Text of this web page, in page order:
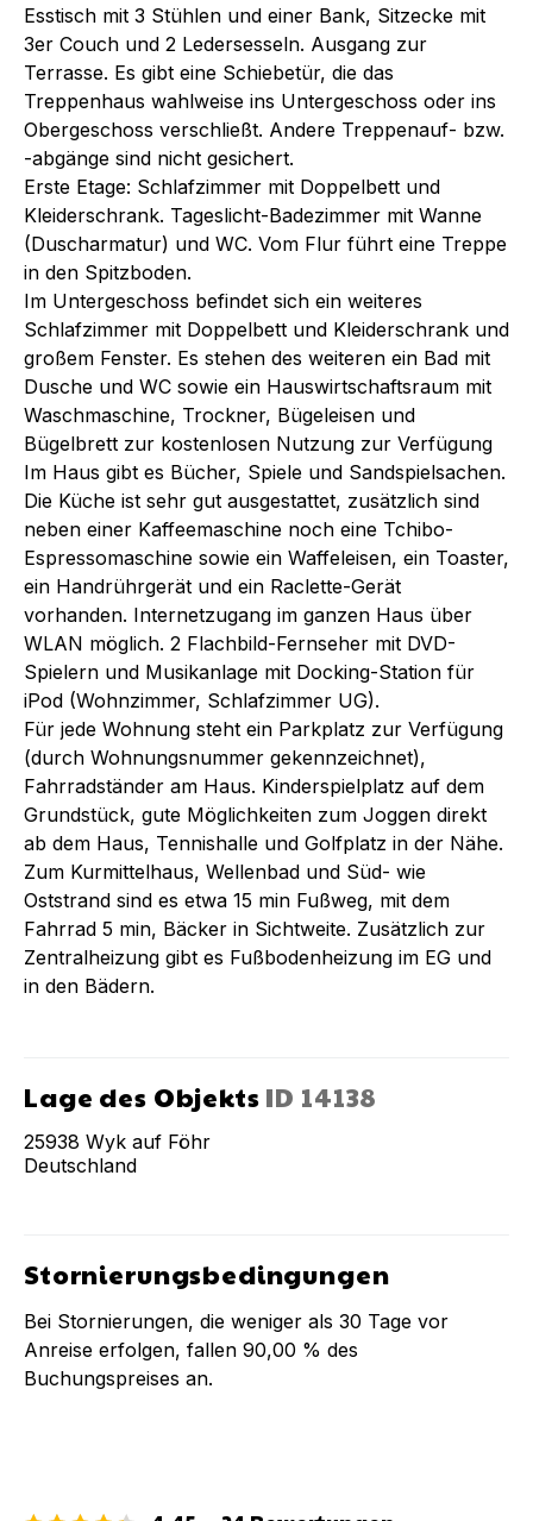
Esstisch mit 3 Stühlen und einer Bank, Sitzecke mit
3er Couch und 2 Ledersesseln. Ausgang zur
Terrasse. Es gibt eine Schiebetür, die das
Treppenhaus wahlweise ins Untergeschoss oder ins
Obergeschoss verschließt. Andere Treppenauf- bzw.
-abgänge sind nicht gesichert.
Erste Etage: Schlafzimmer mit Doppelbett und
Kleiderschrank. Tageslicht-Badezimmer mit Wanne
(Duscharmatur) und WC. Vom Flur führt eine Treppe
in den Spitzboden.
Im Untergeschoss befindet sich ein weiteres
Schlafzimmer mit Doppelbett und Kleiderschrank und
großem Fenster. Es stehen des weiteren ein Bad mit
Dusche und WC sowie ein Hauswirtschaftsraum mit
Waschmaschine, Trockner, Bügeleisen und
Bügelbrett zur kostenlosen Nutzung zur Verfügung
Im Haus gibt es Bücher, Spiele und Sandspielsachen.
Die Küche ist sehr gut ausgestattet, zusätzlich sind
neben einer Kaffeemaschine noch eine Tchibo-
Espressomaschine sowie ein Waffeleisen, ein Toaster,
ein Handrührgerät und ein Raclette-Gerät
vorhanden. Internetzugang im ganzen Haus über
WLAN möglich. 2 Flachbild-Fernseher mit DVD-
Spielern und Musikanlage mit Docking-Station für
iPod (Wohnzimmer, Schlafzimmer UG).
Für jede Wohnung steht ein Parkplatz zur Verfügung
(durch Wohnungsnummer gekennzeichnet),
Fahrradständer am Haus. Kinderspielplatz auf dem
Grundstück, gute Möglichkeiten zum Joggen direkt
ab dem Haus, Tennishalle und Golfplatz in der Nähe.
Zum Kurmittelhaus, Wellenbad und Süd- wie
Oststrand sind es etwa 15 min Fußweg, mit dem
Fahrrad 5 min, Bäcker in Sichtweite. Zusätzlich zur
Zentralheizung gibt es Fußbodenheizung im EG und
in den Bädern.
Lage des Objekts ID 14138
25938 Wyk auf Föhr
Deutschland
Stornierungsbedingungen
Bei Stornierungen, die weniger als 30 Tage vor
Anreise erfolgen, fallen 90,00 % des
Buchungspreises an.